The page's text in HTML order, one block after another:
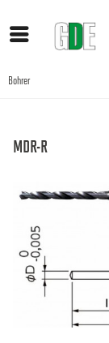
Bohrer
MDR-R